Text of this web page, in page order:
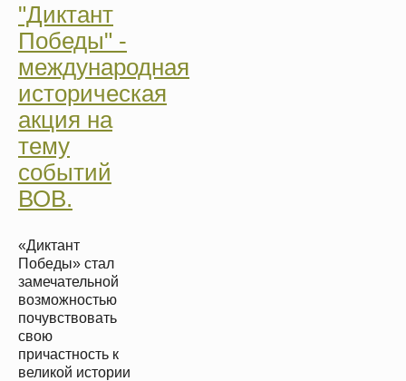
"Диктант
Победы" -
международная
историческая
акция на
тему
событий
ВОВ.
«Диктант
Победы» стал
замечательной
возможностью
почувствовать
свою
причастность к
великой истории